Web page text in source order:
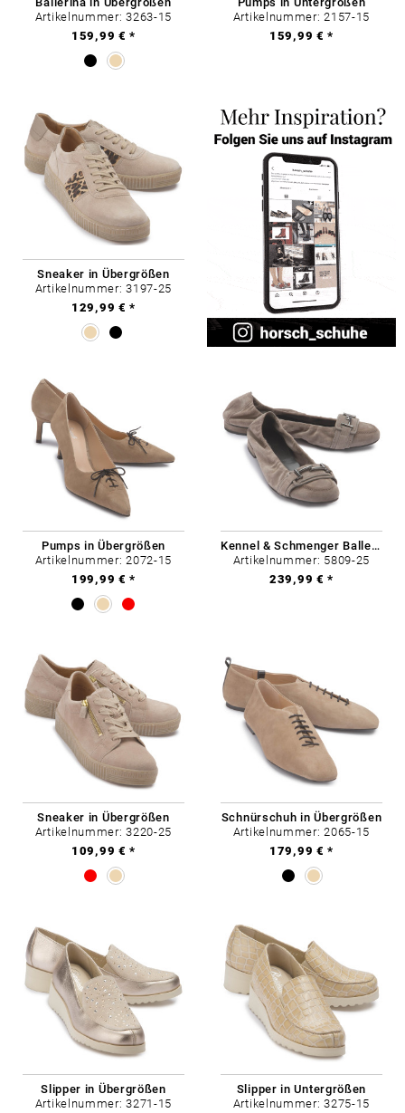
Artikelnummer: 3263-15
159,99 € *
Artikelnummer: 2157-15
159,99 € *
Sneaker in Übergrößen
Artikelnummer: 3197-25
129,99 € *
Pumps in Übergrößen
Artikelnummer: 2072-15
199,99 € *
Kennel & Schmenger Ballerina in Übergrößen
Artikelnummer: 5809-25
239,99 € *
Sneaker in Übergrößen
Artikelnummer: 3220-25
109,99 € *
Schnürschuh in Übergrößen
Artikelnummer: 2065-15
179,99 € *
Slipper in Übergrößen
Artikelnummer: 3271-15
Slipper in Untergrößen
Artikelnummer: 3275-15